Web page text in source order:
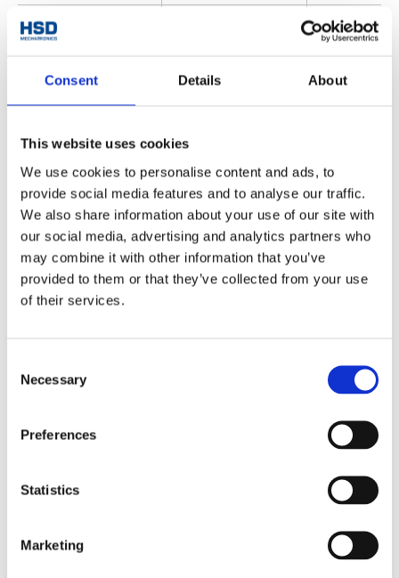
Consent Details About
This website uses cookies
We use cookies to personalise content and ads, to
provide social media features and to analyse our traffic.
We also share information about your use of our site with
our social media, advertising and analytics partners who
may combine it with other information that you’ve
provided to them or that they’ve collected from your use
of their services.
Selection
Necessary
Preferences
Statistics
Marketing
定格出力トルク S1
[Nm]
2
定格出力 S1 [kW]
ロジック電圧 [V]
ギアボックス比 1:6.25
フィールドバス
RS485
RS485
ブレーキ No
15
19